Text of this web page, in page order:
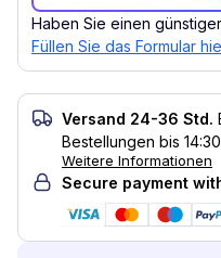
Haben Sie einen
Füllen Sie das Formular
Versand 24-36 Std.
Bestellungen bis
Weitere Informationen
Secure payment